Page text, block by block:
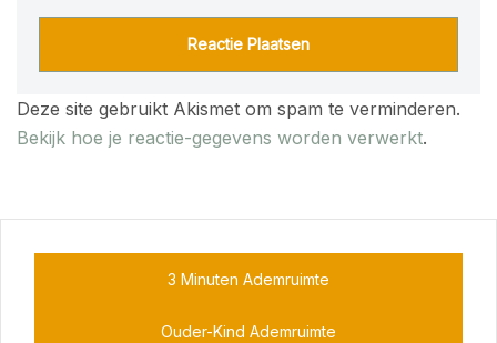
Deze site gebruikt Akismet om spam te verminderen.
Bekijk hoe je reactie-gegevens worden verwerkt.
3 Minuten Ademruimte
Ouder-Kind Ademruimte